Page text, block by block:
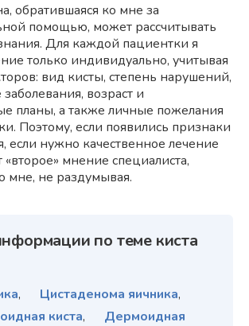
обратившаяся ко мне за
помощью, может рассчитывать
Для каждой пациентки я
только индивидуально, учитывая
вид кисты, степень нарушений,
возраст и
планы, а также личные пожелания
Поэтому, если появились признаки
если нужно качественное лечение
«второе» мнение специалиста,
мне, не раздумывая.
по теме киста
, Цистаденома яичника,
киста,
Дермоидная